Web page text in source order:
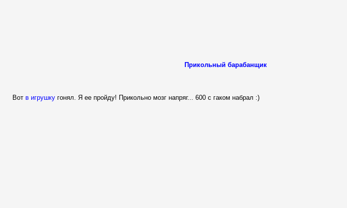
Прикольный барабанщик
Вот в игрушку гонял. Я ее пройду! Прикольно мозг напряг... 600 с гаком набрал :)